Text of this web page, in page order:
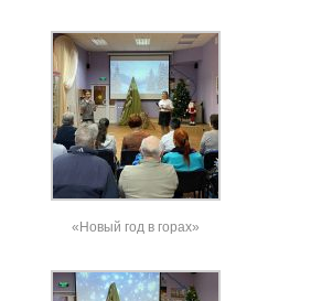
«Новый год в горах»